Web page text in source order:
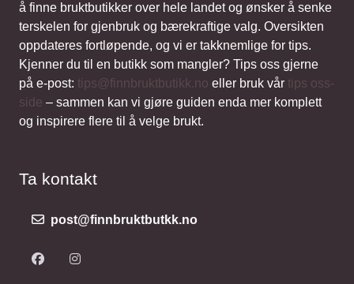
å finne bruktbutikker over hele landet og ønsker å senke
terskelen for gjenbruk og bærekraftige valg. Oversikten
oppdateres fortløpende, og vi er takknemlige for tips.
Kjenner du til en butikk som mangler? Tips oss gjerne
på e-post: tips@finnbruktbutikk.no eller bruk vår tips oss-
side – sammen kan vi gjøre guiden enda mer komplett
og inspirere flere til å velge brukt.
Ta kontakt
post@finnbruktbutkk.no